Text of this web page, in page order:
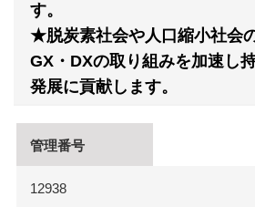
す。
★脱炭素社会や人口縮小社会
GX・DXの取り組みを加速し
発展に貢献します。
管理番号
12938